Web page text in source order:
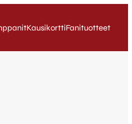
KausikorttiFanituotteet